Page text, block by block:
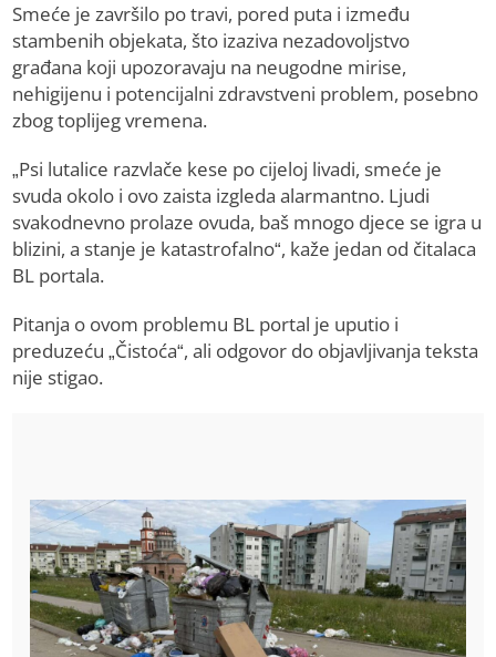
Smeće je završilo po travi, pored puta i između
stambenih objekata, što izaziva nezadovoljstvo
građana koji upozoravaju na neugodne mirise,
nehigijenu i potencijalni zdravstveni problem, posebno
zbog toplijeg vremena.
„Psi lutalice razvlače kese po cijeloj livadi, smeće je
svuda okolo i ovo zaista izgleda alarmantno. Ljudi
svakodnevno prolaze ovuda, baš mnogo djece se igra u
blizini, a stanje je katastrofalno“, kaže jedan od čitalaca
BL portala.
Pitanja o ovom problemu BL portal je uputio i
preduzeću „Čistoća“, ali odgovor do objavljivanja teksta
nije stigao.